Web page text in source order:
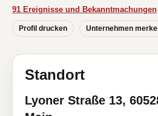
91 Ereignisse und Bekanntmachungen
Profil drucken Unternehmen
Standort
Lyoner Straße 13,